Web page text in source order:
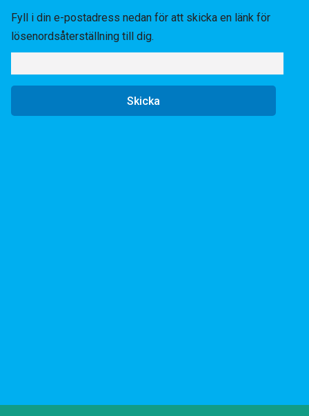
Fyll i din e-postadress nedan för att skicka en länk för
lösenordsåterställning till dig.